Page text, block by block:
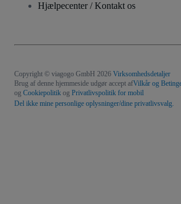
Hjælpecenter / Kontakt os
Copyright © viagogo GmbH 2026 Virksomhedsdetaljer
Brug af denne hjemmeside udgør accept afVilkår og
og Cookiepolitik og Privatlivspolitik for mobil
Del ikke mine personlige oplysninger/dine privatlivsvalg.